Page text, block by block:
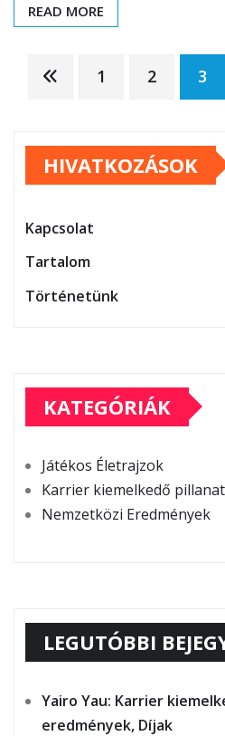
READ MORE
Posts
pagination
1 2 3
HIVATKOZÁSOK
Kapcsolat
Tartalom
Történetünk
KATEGÓRIÁK
Játékos Életrajzok
Karrier kiemelkedő
Nemzetközi Eredmények
LEGUTÓBBI
Yairo Yau: Karrier
eredmények, Díjak